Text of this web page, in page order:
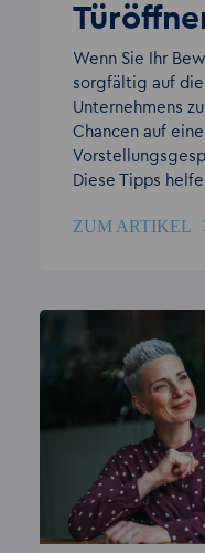
Wenn Sie Ihr
sorgfältig auf die
Unternehmens
Chancen auf
Diese Tipps
ZUM ARTIKEL